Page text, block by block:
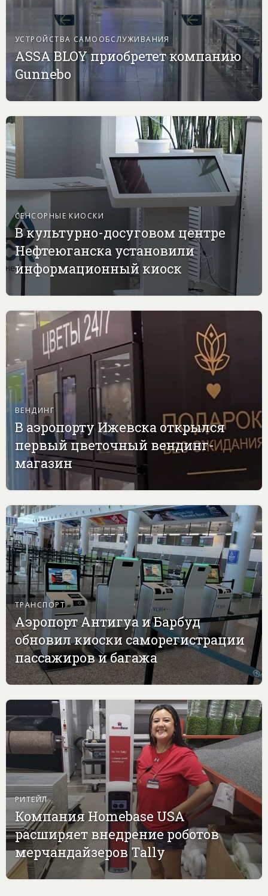
УСТРОЙСТВА САМООБСЛУЖИВАНИЯ
ASSA BLOY приобретет компанию
Gunnebo
СЕНСОРНЫЕ КИОСКИ
В культурно-досуговом центре
Нефтеюганска установили
информационный киоск
ВЕНДИНГ
В аэропорту Ижевска открылся
первый цветочный вендинг-
магазин
ТРАНСПОРТ
Аэропорт Антигуа и Барбуд
обновил киоски саморегистрации
пассажиров и багажа
РИТЕЙЛ
Компания Homebase USA
расширяет внедрение роботов
мерчандайзеров Tally